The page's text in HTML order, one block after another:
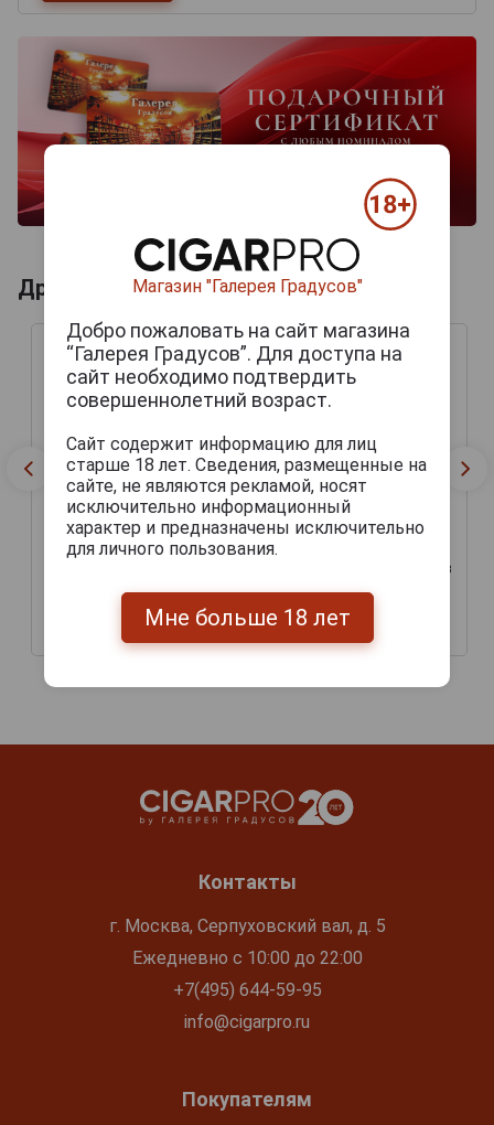
Другие продукты бренда DINGSLEBENER
Distelhauser Alkoholfrei
безалкогольное светлое
фильтрованное
189 руб.
Дингслебенер Лава 2л в
2 693 руб.
Контакты
г. Москва, Серпуховский вал, д. 5
Ежедневно с 10:00 до 22:00
+7(495) 644-59-95
info@cigarpro.ru
Покупателям
Магазин "Галерея Градусов"
Добро пожаловать на сайт магазина
“Галерея Градусов”. Для доступа на
сайт необходимо подтвердить
совершеннолетний возраст.
Сайт содержит информацию для лиц
старше 18 лет. Сведения, размещенные на
сайте, не являются рекламой, носят
исключительно информационный
характер и предназначены исключительно
для личного пользования.
Мне больше 18 лет